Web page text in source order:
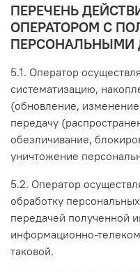
ПЕРЕЧЕНЬ
ОПЕРАТОРОМ С
5.1. Оператор
систематизацию,
(обновление,
передачу
обезличивание,
уничтожение
5.2. Оператор
обработку
передачей полученной
информационно-
таковой.